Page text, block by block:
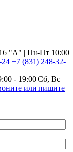
"А" | Пн-Пт 10:00
24 +7 (831) 248-32-
- 19:00 Сб, Вс
или пишите